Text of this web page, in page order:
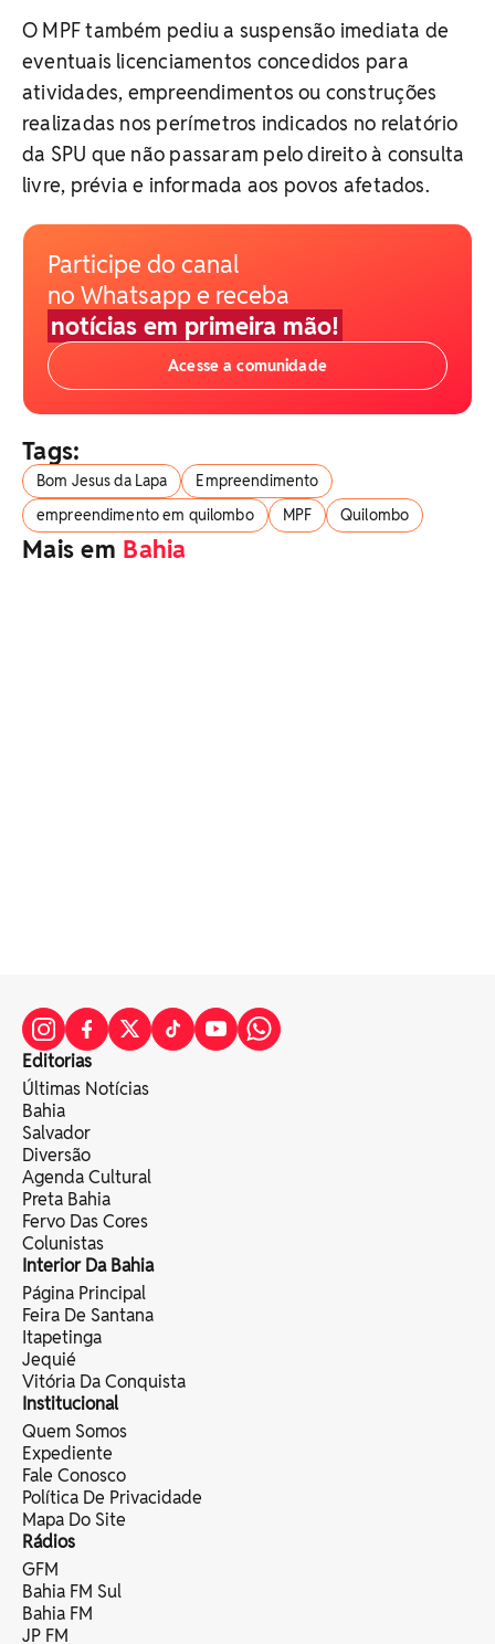
O MPF também pediu a suspensão imediata de
eventuais licenciamentos concedidos para
atividades, empreendimentos ou construções
realizadas nos perímetros indicados no relatório
da SPU que não passaram pelo direito à consulta
livre, prévia e informada aos povos afetados.
Participe do canal
no Whatsapp e receba
notícias em primeira mão!
Acesse a comunidade
Tags:
Bom Jesus da Lapa
Empreendimento
empreendimento em quilombo
MPF Quilombo
Mais em Bahia
Editorias
Últimas Notícias
Bahia
Salvador
Diversão
Agenda Cultural
Preta Bahia
Fervo Das Cores
Colunistas
Interior Da Bahia
Página Principal
Feira De Santana
Itapetinga
Jequié
Vitória Da Conquista
Institucional
Quem Somos
Expediente
Fale Conosco
Política De Privacidade
Mapa Do Site
Rádios
GFM
Bahia FM Sul
Bahia FM
JP FM